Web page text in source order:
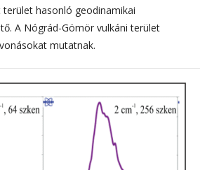
hasonló geodinamikai
A Nógrád-Gömör vulkáni terület
mutatnak.